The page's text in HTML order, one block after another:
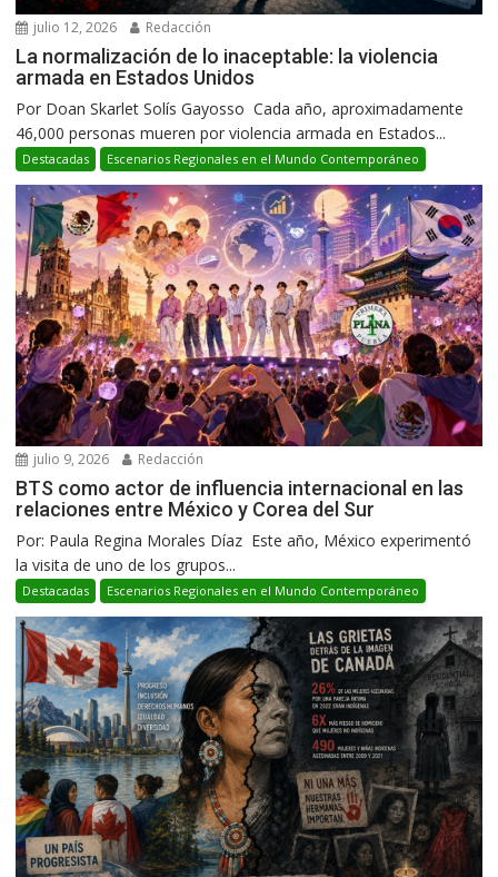
julio 12, 2026 Redacción
La normalización de lo inaceptable: la violencia
armada en Estados Unidos
Por Doan Skarlet Solís Gayosso Cada año, aproximadamente
46,000 personas mueren por violencia armada en Estados...
Destacadas Escenarios Regionales en el Mundo Contemporáneo
julio 9, 2026 Redacción
BTS como actor de influencia internacional en las
relaciones entre México y Corea del Sur
Por: Paula Regina Morales Díaz Este año, México experimentó
la visita de uno de los grupos...
Destacadas Escenarios Regionales en el Mundo Contemporáneo